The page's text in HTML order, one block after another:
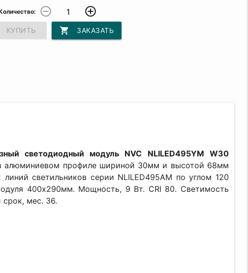
remove_circle_outline add_circle_outline
КУПИТЬ shopping_cart ЗАКАЗАТЬ
светодиодный модуль NVC NLILED495YM W30
алюминиевом профиле шириной 30мм и высотой 68мм
светильников серии NLILED495AM по углом 120
400х290мм. Мощность, 9 Вт. CRI 80. Светимость
срок, мес. 36.